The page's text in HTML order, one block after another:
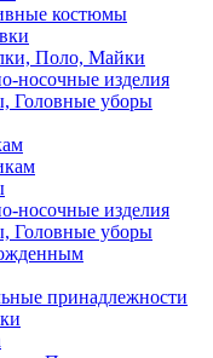
костюмы
Поло, Майки
носочные изделия
Головные уборы
носочные изделия
Головные уборы
принадлежности